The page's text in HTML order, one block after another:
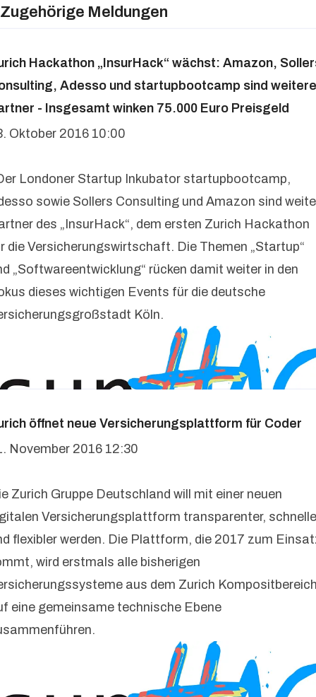
Zugehörige Meldungen
Hackathon „InsurHack“ wächst: Amazon,
Adesso und startupbootcamp sind weitere
- Insgesamt winken 75.000 Euro Preisgeld
Oktober 2016 10:00
Londoner Startup Inkubator startupbootcamp,
sowie Sollers Consulting und Amazon sind
des „InsurHack“, dem ersten Zurich Hackathon
die Versicherungswirtschaft. Die Themen „Startup“
„Softwareentwicklung“ rücken damit weiter in den
dieses wichtigen Events für die deutsche
Köln.
öffnet neue Versicherungsplattform für Coder
November 2016 12:30
Zurich Gruppe Deutschland will mit einer neuen
Versicherungsplattform transparenter,
flexibler werden. Die Plattform, die 2017 zum
wird erstmals alle bisherigen
aus dem Zurich
eine gemeinsame technische Ebene